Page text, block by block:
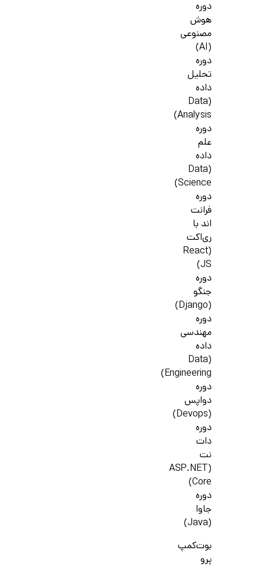
دوره
هوش
مصنوعی
(AI)
دوره
تحلیل
داده
(Data
Analysis)
دوره
علم
داده
(Data
Science)
دوره
فرانت
اند با
ری‌اکت
(React
JS)
دوره
جنگو
(Django)
دوره
مهندسی
داده
(Data
Engineering)
دوره
دواپس
(Devops)
دوره
دات
نت
(ASP.NET
Core)
دوره
جاوا
(Java)
بوت‌کمپ
پرو